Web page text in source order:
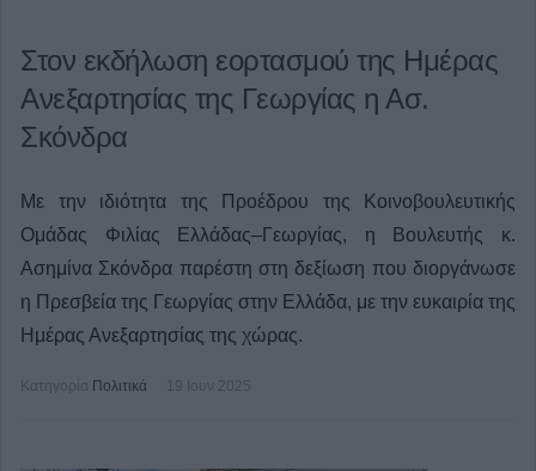
Στον εκδήλωση εορτασμού της Ημέρας
Ανεξαρτησίας της Γεωργίας η Ασ.
Σκόνδρα
Με την ιδιότητα της Προέδρου της Κοινοβουλευτικής
Ομάδας Φιλίας Ελλάδας–Γεωργίας, η Βουλευτής κ.
Ασημίνα Σκόνδρα παρέστη στη δεξίωση που διοργάνωσε
η Πρεσβεία της Γεωργίας στην Ελλάδα, με την ευκαιρία της
Ημέρας Ανεξαρτησίας της χώρας.
Κατηγορία Πολιτικά 19 Ιουν 2025